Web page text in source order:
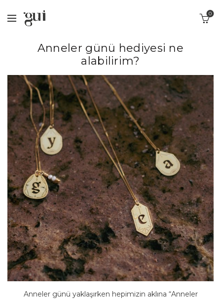
0
Anneler günü hediyesi ne
alabilirim?
Anneler günü yaklaşırken hepimizin aklına “Anneler